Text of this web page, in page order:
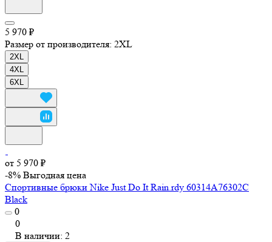
5 970 ₽
Размер от производителя: 2XL
2XL
4XL
6XL
от 5 970 ₽
-8% Выгодная цена
Спортивные брюки Nike Just Do It Rain.rdy 60314A76302C
Black
0
0
В наличии: 2